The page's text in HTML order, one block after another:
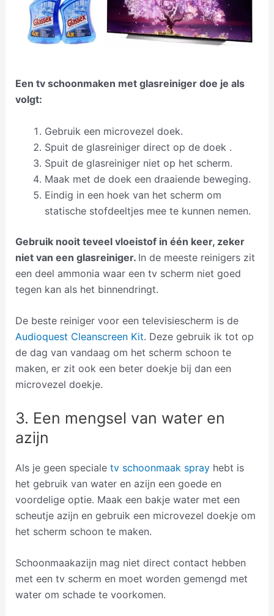
Een tv schoonmaken met glasreiniger doe je als
volgt:
Gebruik een microvezel doek.
Spuit de glasreiniger direct op de doek .
Spuit de glasreiniger niet op het scherm.
Maak met de doek een draaiende beweging.
Eindig in een hoek van het scherm om
statische stofdeeltjes mee te kunnen nemen.
Gebruik nooit teveel vloeistof in één keer, zeker
niet van een glasreiniger. In de meeste reinigers zit
een deel ammonia waar een tv scherm niet goed
tegen kan als het binnendringt.
De beste reiniger voor een televisiescherm is de
Audioquest Cleanscreen Kit. Deze gebruik ik tot op
de dag van vandaag om het scherm schoon te
maken, er zit ook een beter doekje bij dan een
microvezel doekje.
3. Een mengsel van water en
azijn
Als je geen speciale tv schoonmaak sprayhebt is
het gebruik van water en azijn een goede en
voordelige optie. Maak een bakje water met een
scheutje azijn en gebruik een microvezel doekje om
het scherm schoon te maken.
Schoonmaakazijn mag niet direct contact hebben
met een tv scherm en moet worden gemengd met
water om schade te voorkomen.